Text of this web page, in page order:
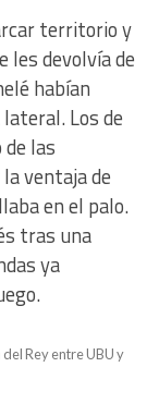
territorio y
les devolvía de
habían
Los de
las
ventaja de
en el palo.
tras una
ya
Rey entre UBU y